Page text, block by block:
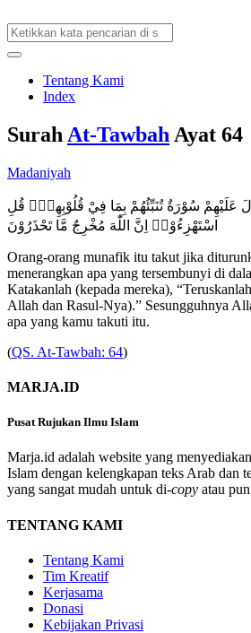
Tentang Kami
Index
Surah At-Tawbah Ayat 64
Madaniyah
عَلَيْهِمْ سُوْرَةٌ تُنَبِّئُهُمْ بِمَا فِيْ قُلُوْبِهِمْۗ قُلِ
اسْتَهْزِءُوْاۚ اِنَّ اللّٰهَ مُخْرِجٌ مَّا تَحْذَرُوْنَ
Orang-orang munafik itu takut jika
menerangkan apa yang tersembunyi di
Katakanlah (kepada mereka),
Allah dan Rasul-Nya).” Sesungguhnya
apa yang kamu takuti itu.
(QS. At-Tawbah: 64)
MARJA.ID
Pusat Rujukan Ilmu Islam
Marja.id adalah website yang
Islam dengan kelengkapan teks Arab dan
yang sangat mudah untuk di-copy atau
TENTANG KAMI
Tentang Kami
Tim Kreatif
Kerjasama
Donasi
Kebijakan Privasi